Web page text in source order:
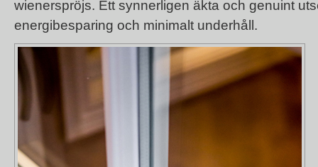
wienerspröjs. Ett synnerligen äkta och genuint
energibesparing och minimalt underhåll.